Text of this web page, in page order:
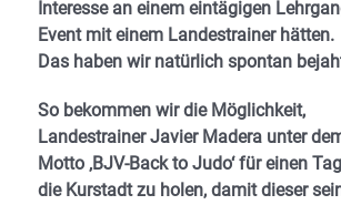
Interesse an einem eintägigen
Event mit einem Landestrainer hätten.
Das haben wir natürlich spontan
So bekommen wir die Möglichkeit,
Landestrainer Javier Madera unter
Motto ‚BJV-Back to Judo‘ für einen
die Kurstadt zu holen, damit dieser